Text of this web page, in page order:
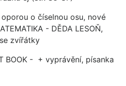
o číselnou osu, nové
- DĚDA LESOŇ,
zvířátky
BOOK - + vyprávění, písanka